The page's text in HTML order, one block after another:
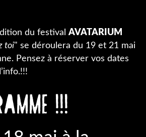
du festival AVATARIUM
toi" se déroulera du 19 et 21 mai
Pensez à réserver vos dates
!!!